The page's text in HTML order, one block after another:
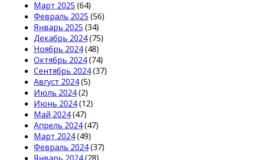
Март 2025 (64)
Февраль 2025 (56)
Январь 2025 (34)
Декабрь 2024(75)
Ноябрь 2024(48)
Октябрь 2024(74)
Сентябрь 2024(37)
Август 2024(5)
Июль 2024(2)
Июнь 2024(12)
Май 2024(47)
Апрель 2024(47)
Март 2024(49)
Февраль 2024(37)